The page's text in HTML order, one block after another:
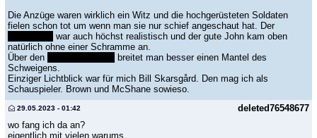
Die Anzüge waren wirklich ein Witz und die hochgerüsteten Soldaten
fielen schon tot um wenn man sie nur schief angeschaut hat. Der
war auch höchst realistisch und der gute John kam oben
natürlich ohne einer Schramme an.
Über den
breitet man besser einen Mantel des
Schweigens.
Einziger Lichtblick war für mich Bill Skarsgård. Den mag ich als
Schauspieler. Brown und McShane sowieso.
deleted76548677
29.05.2023 - 01:42
wo fang ich da an?
eigentlich mit vielen warums...